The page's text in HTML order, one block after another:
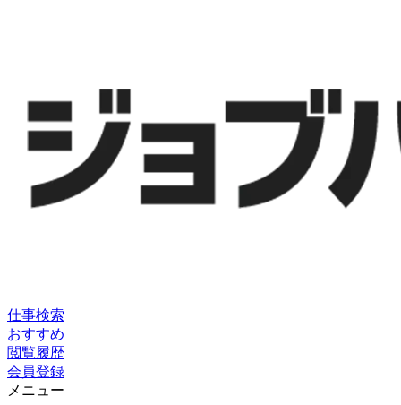
仕事検索
おすすめ
閲覧履歴
会員登録
メニュー